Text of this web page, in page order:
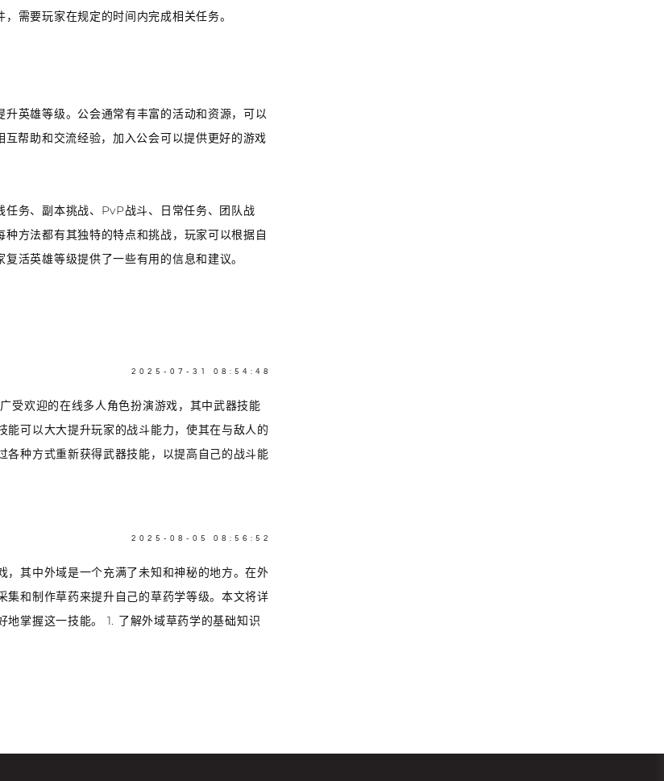
需要玩家在规定的时间内完成相关任务。
英雄等级。公会通常有丰富的活动和资源，可以
帮助和交流经验，加入公会可以提供更好的游戏
务、副本挑战、PvP战斗、日常任务、团队战
方法都有其独特的特点和挑战，玩家可以根据自
活英雄等级提供了一些有用的信息和建议。
2025-07-31 08:54:48
受欢迎的在线多人角色扮演游戏，其中武器技能
可以大大提升玩家的战斗能力，使其在与敌人的
种方式重新获得武器技能，以提高自己的战斗能
2025-08-05 08:56:52
其中外域是一个充满了未知和神秘的地方。在外
和制作草药来提升自己的草药学等级。本文将详
掌握这一技能。 1. 了解外域草药学的基础知识